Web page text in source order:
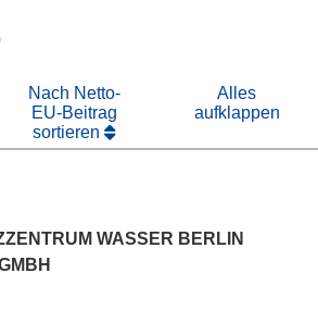
Nach Netto-
EU-Beitrag
sortieren
Alles
aufklappen
WASSER BERLIN